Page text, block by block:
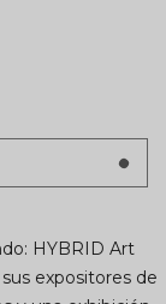
HYBRID Art
expositores de